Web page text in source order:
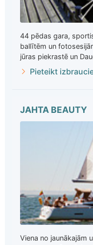
44 pēdas gara,
ballītēm un
jūras piekrastē un
Pieteikt
JAHTA BEAUTY
Viena no jaunākajām